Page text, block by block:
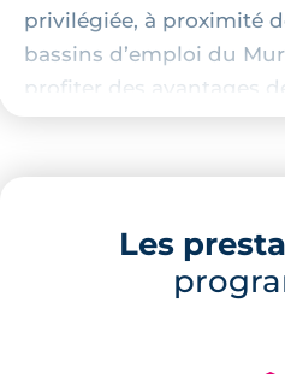
privilégiée, à proximité
bassins d’emploi du
profiter des avantages
en préservant un cadre
Cette résidence
idéal en plein cœur de
Les